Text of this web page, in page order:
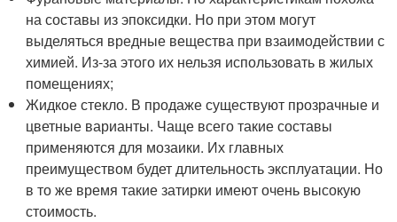
на составы из эпоксидки. Но при этом могут
выделяться вредные вещества при взаимодействии с
химией. Из-за этого их нельзя использовать в жилых
помещениях;
Жидкое стекло. В продаже существуют прозрачные и
цветные варианты. Чаще всего такие составы
применяются для мозаики. Их главных
преимуществом будет длительность эксплуатации. Но
в то же время такие затирки имеют очень высокую
стоимость.